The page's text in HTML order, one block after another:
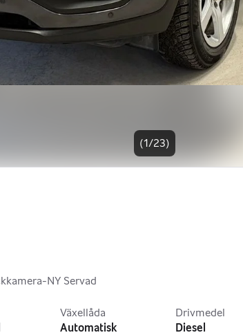
(1/23)
NY Servad
Växellåda
Automatisk
Drivmedel
Diesel